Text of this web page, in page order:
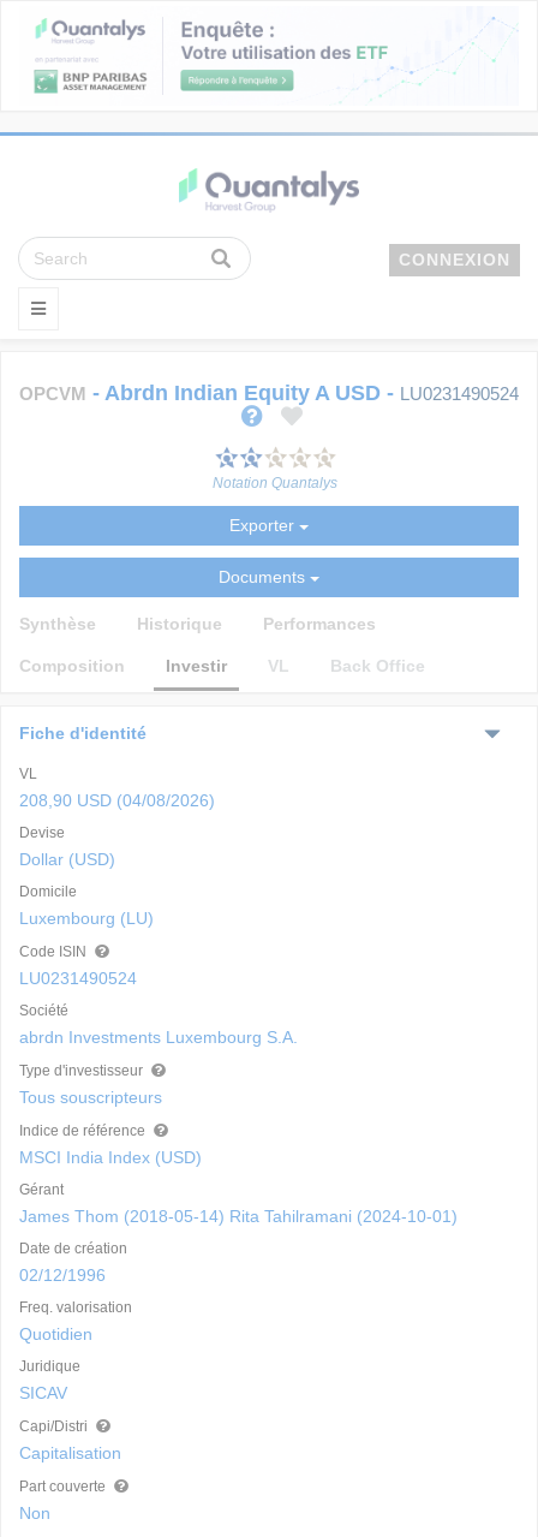
CONNEXION
OPCVM - Abrdn Indian Equity A USD - LU0231490524
Notation Quantalys
Exporter
Documents
Synthèse Historique Performances
Composition Investir VL Back Office
Fiche d'identité
VL
208,90 USD (04/08/2026)
Devise
Dollar (USD)
Domicile
Luxembourg (LU)
Code ISIN
LU0231490524
Société
abrdn Investments Luxembourg S.A.
Type d'investisseur
Tous souscripteurs
Indice de référence
MSCI India Index (USD)
Gérant
James Thom (2018-05-14) Rita Tahilramani (2024-10-01)
Date de création
02/12/1996
Freq. valorisation
Quotidien
Juridique
SICAV
Capi/Distri
Capitalisation
Part couverte
Non